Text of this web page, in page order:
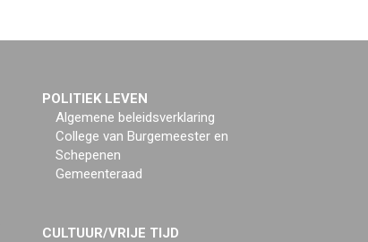
POLITIEK LEVEN
Algemene beleidsverklaring
College van Burgemeester en
Schepenen
Gemeenteraad
CULTUUR/VRIJE TIJD